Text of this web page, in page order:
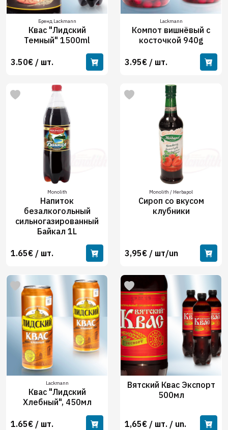
Бренд Lackmann
Квас "Лидский
Темный" 1500ml
3.50€ / шт.
Lackmann
Компот вишнёвый с
косточкой 940g
3.95€ / шт.
Monolith
Напиток
безалкогольный
сильногазированный
Байкал 1L
1.65€ / шт.
Monolith / Herbapol
Сироп со вкусом
клубники
3,95€ / шт/un
Lackmann
Квас "Лидский
Хлебный", 450мл
1.65€ / шт.
Вятский Квас Экспорт
500мл
1,65€ / шт. / un.